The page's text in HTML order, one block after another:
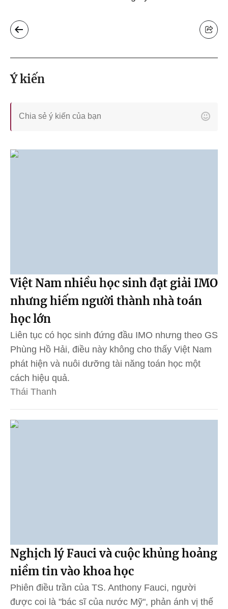
Ý kiến
Việt Nam nhiều học sinh đạt giải IMO
nhưng hiếm người thành nhà toán
học lớn
Liên tục có học sinh đứng đầu IMO nhưng theo GS
Phùng Hồ Hải, điều này không cho thấy Việt Nam
phát hiện và nuôi dưỡng tài năng toán học một
cách hiệu quả.
Thái Thanh
Nghịch lý Fauci và cuộc khủng hoảng
niềm tin vào khoa học
Phiên điều trần của TS. Anthony Fauci, người
được coi là "bác sĩ của nước Mỹ", phản ánh vị thế